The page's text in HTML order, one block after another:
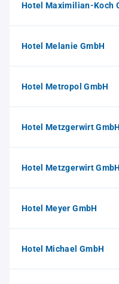
Hotel Maximilian-Koch
Hotel Melanie GmbH
Hotel Metropol GmbH
Hotel Metzgerwirt GmbH
Hotel Metzgerwirt
Hotel Meyer GmbH
Hotel Michael GmbH